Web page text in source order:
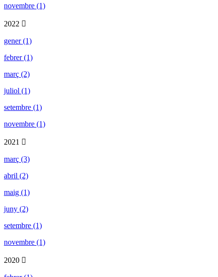
novembre (1)
2022
gener (1)
febrer (1)
març (2)
juliol (1)
setembre (1)
novembre (1)
2021
març (3)
abril (2)
maig (1)
juny (2)
setembre (1)
novembre (1)
2020